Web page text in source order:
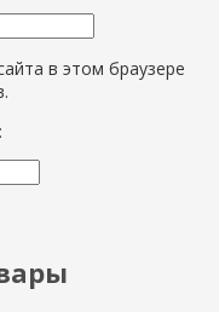
в этом браузере